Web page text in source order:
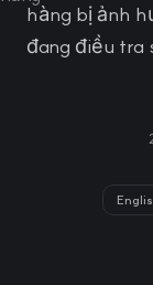
hàng bị ảnh
đang điều tra